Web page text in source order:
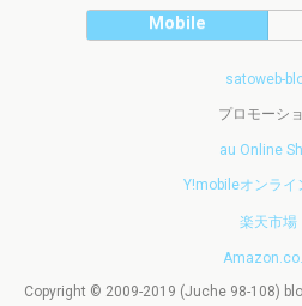
Mobile
satoweb-
プロモーシ
au Online
Y!mobileオンライ
楽天市場
Copyright © 2009-2019 (Juche 98-108)